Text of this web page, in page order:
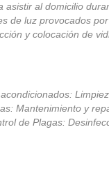
asistir al domicilio
de luz provocados
y colocación de
Mantenimiento y
de Plagas: